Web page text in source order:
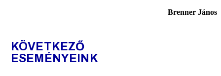
Brenner János
KÖVETKEZŐ
ESEMÉNYEINK